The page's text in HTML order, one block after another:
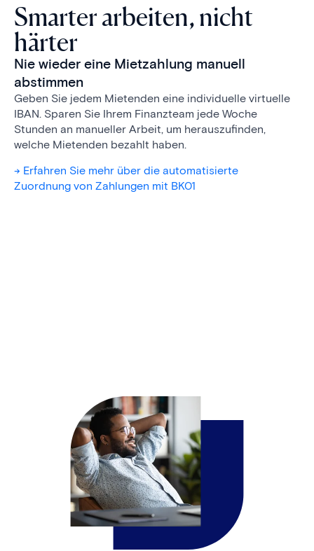
Smarter arbeiten, nicht
härter
Nie wieder eine Mietzahlung manuell
abstimmen
Geben Sie jedem Mietenden eine individuelle virtuelle
IBAN. Sparen Sie Ihrem Finanzteam jede Woche
Stunden an manueller Arbeit, um herauszufinden,
welche Mietenden bezahlt haben.
-> Erfahren Sie mehr über die automatisierte
Zuordnung von Zahlungen mit BK01